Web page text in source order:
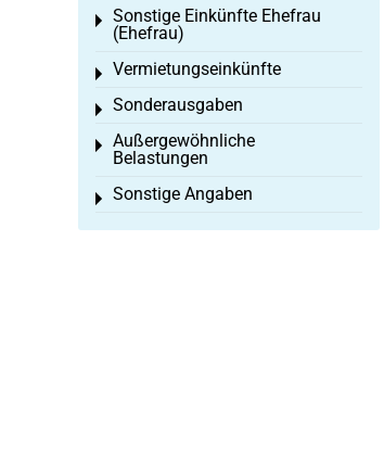
Sonstige Einkünfte Ehefrau
(Ehefrau)
Toggle menu
Vermietungseinkünfte
Toggle menu
Sonderausgaben
Toggle menu
Außergewöhnliche
Belastungen
Toggle menu
Sonstige Angaben
Toggle menu